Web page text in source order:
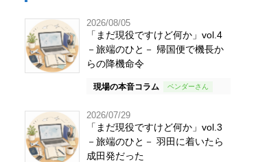
2026/08/05
「まだ現役ですけど何か」vol.4
－旅端のひと－ 帰国便で機長か
らの降機命令
現場の本音コラム
2026/07/29
「まだ現役ですけど何か」vol.3
－旅端のひと－ 羽田に着いたら
成田発だった